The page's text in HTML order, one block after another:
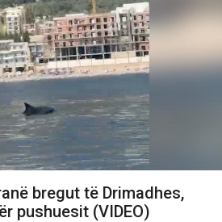
bregut të Drimadhes,
pushuesit (VIDEO)